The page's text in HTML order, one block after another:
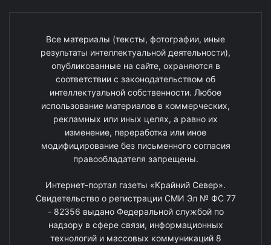
Все материалы (тексты, фотографии, иные
результаты интеллектуальной деятельности),
опубликованные на сайте, охраняются в
соответствии с законодательством об
интеллектуальной собственности. Любое
использование материалов в коммерческих,
рекламных или иных целях, а равно их
изменение, переработка или иное
модифицирование без письменного согласия
правообладателя запрещены.
Интернет-портал газеты «Крайний Север».
Свидетельство о регистрации СМИ Эл № ФС 77
- 82356 выдано Федеральной службой по
надзору в сфере связи, информационных
технологий и массовых коммуникаций 8